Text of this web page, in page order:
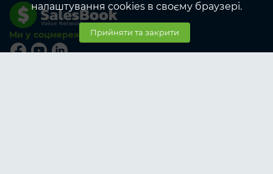
Ми у соцмережах
налаштування cookies в своєму браузері.
Прийняти та закрити